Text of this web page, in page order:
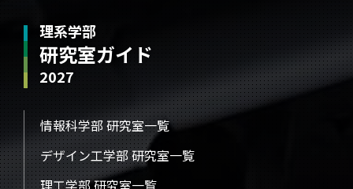
理系学部
研究室ガイド
2027
情報科学部 研究室一覧
デザイン工学部 研究室一覧
理工学部 研究室一覧